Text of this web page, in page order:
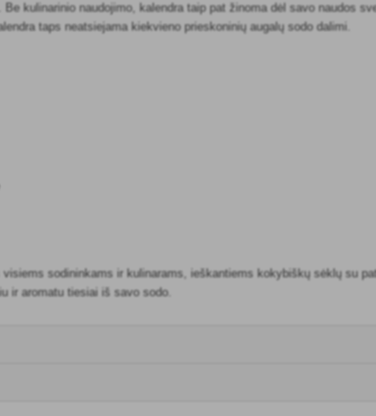
kulinarinio naudojimo, kalendra taip pat žinoma dėl savo naudos
taps neatsiejama kiekvieno prieskoninių augalų sodo dalimi.
sodininkams ir kulinarams, ieškantiems kokybiškų sėklų su
ir aromatu tiesiai iš savo sodo.